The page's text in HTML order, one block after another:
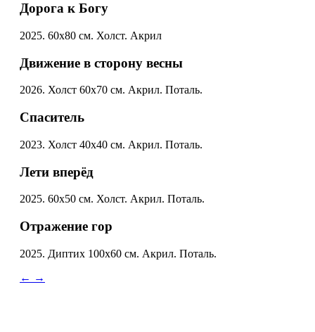
Дорога к Богу
2025. 60x80 см. Холст. Акрил
Движение в сторону весны
2026. Холст 60x70 см. Акрил. Поталь.
Спаситель
2023. Холст 40x40 см. Акрил. Поталь.
Лети вперёд
2025. 60x50 см. Холст. Акрил. Поталь.
Отражение гор
2025. Диптих 100x60 см. Акрил. Поталь.
← →